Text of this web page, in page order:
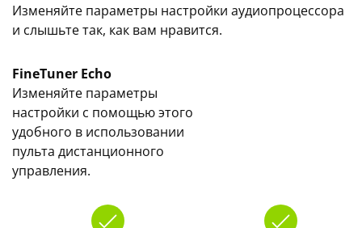
Изменяйте параметры настройки аудиопроцессора
и слышьте так, как вам нравится.
FineTuner Echo
Изменяйте параметры
настройки с помощью этого
удобного в использовании
пульта дистанционного
управления.